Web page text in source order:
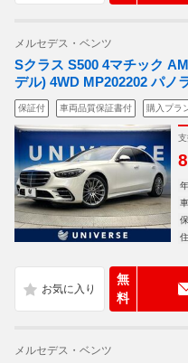
メルセデス・ベンツ
Sクラス S500 4マチック
デル) 4WD MP202202 パノ
保証付 車両品質保証書付 購入プラ
無
料
メルセデス・ベンツ